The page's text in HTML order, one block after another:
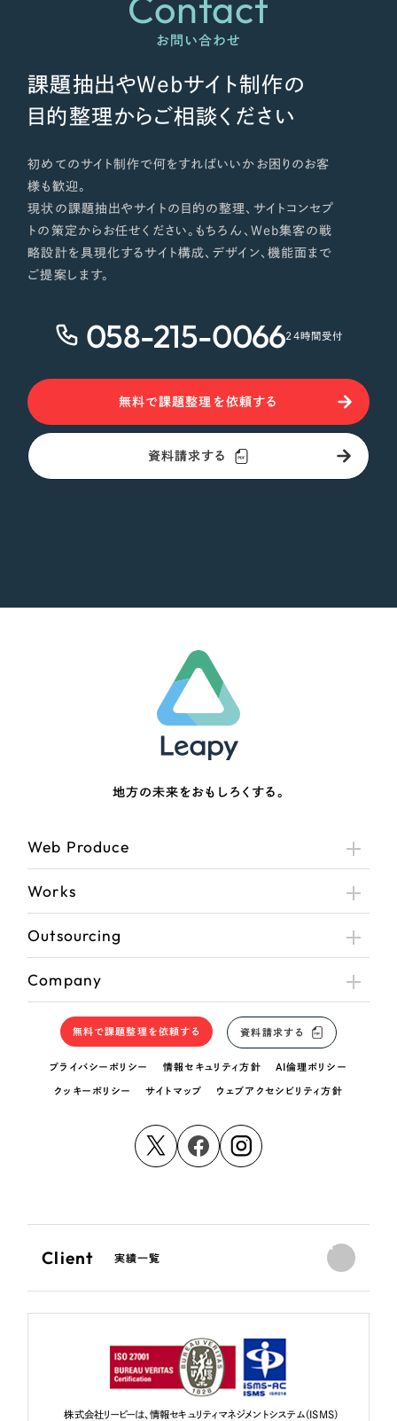
お問い合わせ
課題抽出やWebサイト制作の
目的整理からご相談ください
初めてのサイト制作で何をすればいいかお困りのお客
様も歓迎。
現状の課題抽出やサイトの目的の整理、サイトコンセプ
トの策定からお任せください。もちろん、Web集客の戦
略設計を具現化するサイト構成、デザイン、機能面まで
ご提案します。
058-215-006624時間受付
無料で課題整理を依頼する
資料請求する
地方の未来をおもしろくする。
Web Produce
Works
Outsourcing
Company
無料で課題整理を依頼する 資料請求する
プライバシーポリシー 情報セキュリティ方針 AI倫理ポリシー
クッキーポリシー サイトマップ ウェブアクセシビリティ方針
Client 実績一覧
株式会社リーピーは、情報セキュリティマネジメントシステム（ISMS）